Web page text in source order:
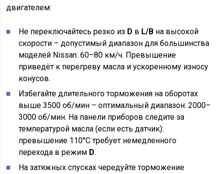
двигателем:
Не переключайтесь резко из D в L/B на высокой
скорости – допустимый диапазон для большинства
моделей Nissan: 60–80 км/ч. Превышение
приведёт к перегреву масла и ускоренному износу
конусов.
Избегайте длительного торможения на оборотах
выше 3500 об/мин – оптимальный диапазон: 2000–
3000 об/мин. На панели приборов следите за
температурой масла (если есть датчик):
превышение 110°C требует немедленного
перехода в режим D.
На затяжных спусках чередуйте торможение